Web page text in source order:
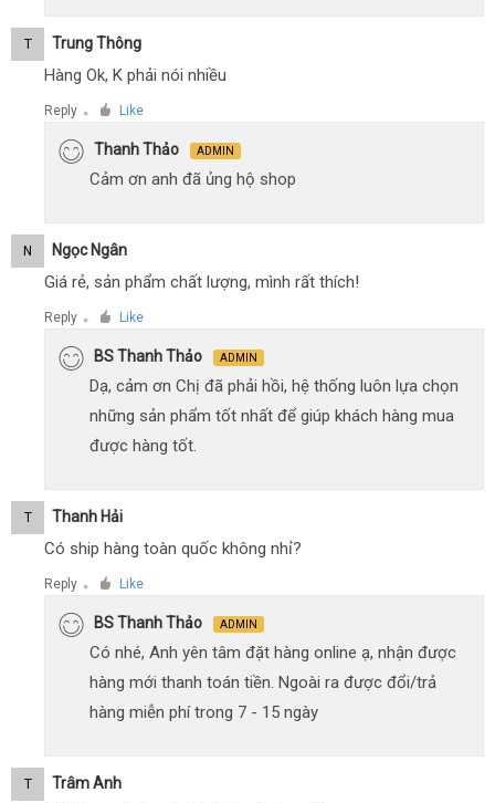
T Trung Thông
Hàng Ok, K phải nói nhiều
Reply ● Like
Thanh Thảo ADMIN
Cảm ơn anh đã ủng hộ shop
N Ngọc Ngân
Giá rẻ, sản phẩm chất lượng, mình rất thích!
Reply ● Like
BS Thanh Thảo ADMIN
Dạ, cảm ơn Chị đã phải hồi, hệ thống luôn lựa chọn
những sản phẩm tốt nhất để giúp khách hàng mua
được hàng tốt.
T Thanh Hải
Có ship hàng toàn quốc không nhỉ?
Reply ● Like
BS Thanh Thảo ADMIN
Có nhé, Anh yên tâm đặt hàng online ạ, nhận được
hàng mới thanh toán tiền. Ngoài ra được đổi/trả
hàng miễn phí trong 7 - 15 ngày
T Trâm Anh